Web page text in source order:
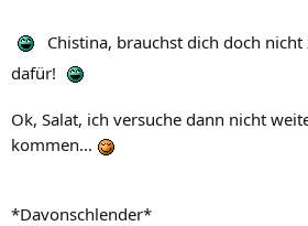
Chistina, brauchst dich doch
dafür!
Ok, Salat, ich versuche dann nicht
kommen...
*Davonschlender*